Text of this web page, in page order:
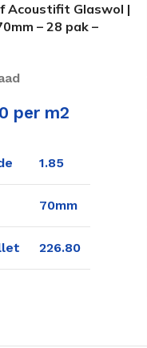
Acoustifit Glaswol |
– 28 pak –
per m2
1.85
70mm
226.80
AAN WINKELWAGEN